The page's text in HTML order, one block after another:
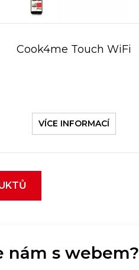
Cook4me Touch WiFi
VÍCE INFORMACÍ
nám s webem?